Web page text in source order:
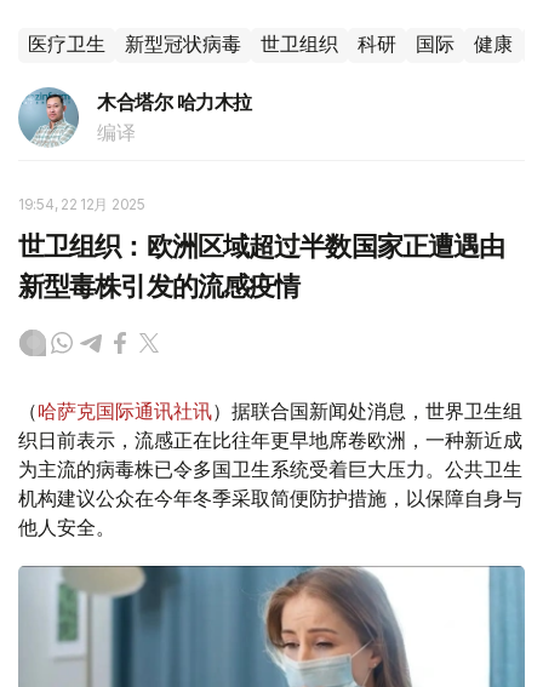
医疗卫生 新型冠状病毒 世卫组织 科研 国际 健康
木合塔尔 哈力木拉
编译
19:54, 22 12月 2025
世卫组织：欧洲区域超过半数国家正遭遇由
新型毒株引发的流感疫情
（哈萨克国际通讯社讯）据联合国新闻处消息，世界卫生组
织日前表示，流感正在比往年更早地席卷欧洲，一种新近成
为主流的病毒株已令多国卫生系统受着巨大压力。公共卫生
机构建议公众在今年冬季采取简便防护措施，以保障自身与
他人安全。